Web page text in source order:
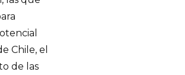
Chile, el
de las